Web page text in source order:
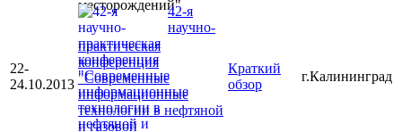
22-
24.10.2013
42-я
научно-
практическая
конференция
"Современные
информационные
технологии в нефтяной
и газовой
Краткий
обзор
г.Калининград